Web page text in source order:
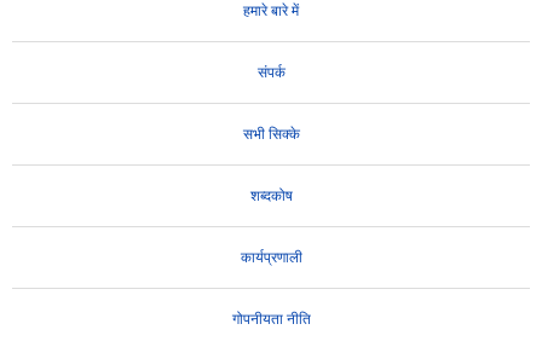
हमारे बारे में
संपर्क
सभी सिक्के
शब्दकोष
कार्यप्रणाली
गोपनीयता नीति